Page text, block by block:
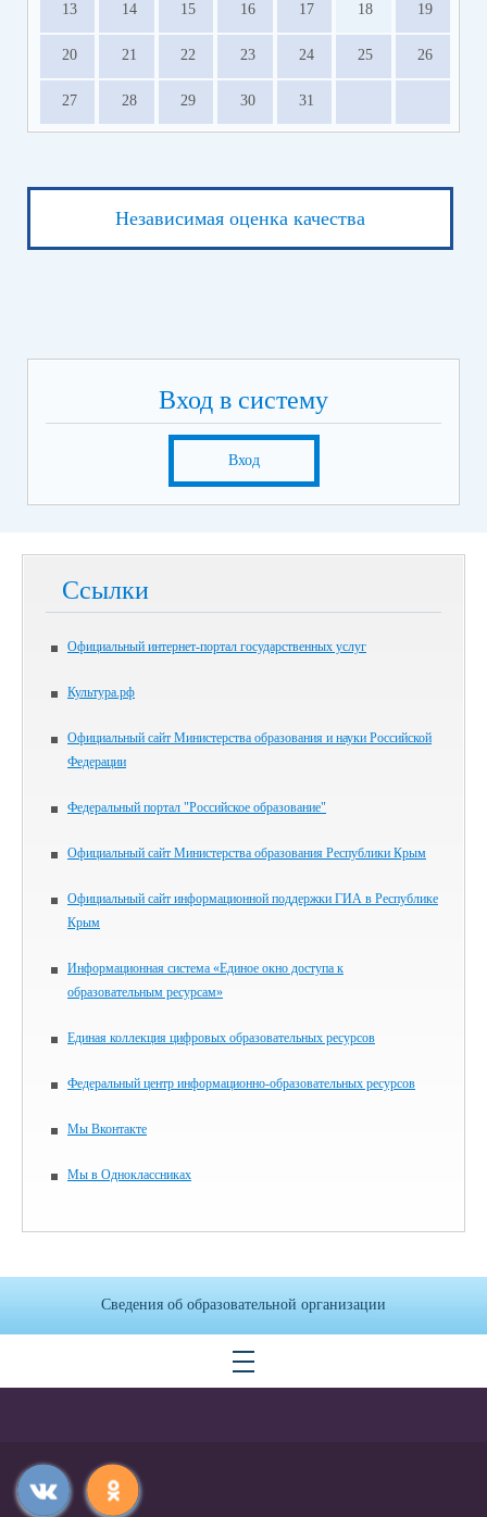
13 14 15 16 17 18 19
20 21 22 23 24 25 26
27 28 29 30 31
Независимая оценка качества
Вход в систему
Вход
Ссылки
Официальный интернет-портал государственных услуг
Культура.рф
Официальный сайт Министерства образования и науки Российской
Федерации
Федеральный портал "Российское образование"
Официальный сайт Министерства образования Республики Крым
Официальный сайт информационной поддержки ГИА в Республике
Крым
Информационная система «Единое окно доступа к
образовательным ресурсам»
Единая коллекция цифровых образовательных ресурсов
Федеральный центр информационно-образовательных ресурсов
Мы Вконтакте
Мы в Одноклассниках
Сведения об образовательной организации